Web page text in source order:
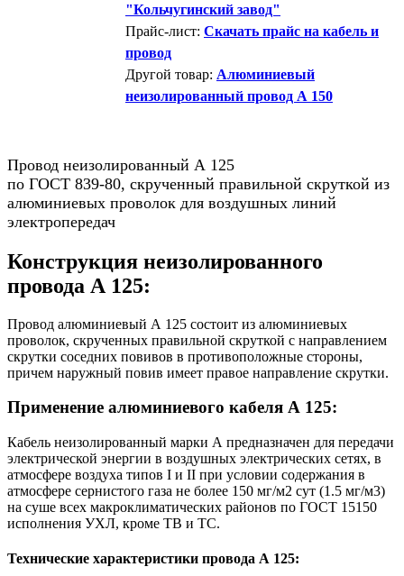
"Кольчугинский завод"
Прайс-лист: Скачать прайс на кабель и
провод
Другой товар: Алюминиевый
неизолированный провод А 150
Провод неизолированный А 125
по ГОСТ 839-80, скрученный правильной скруткой из
алюминиевых проволок для воздушных линий
электропередач
Конструкция неизолированного
провода А 125:
Провод алюминиевый А 125 состоит из алюминиевых
проволок, скрученных правильной скруткой с направлением
скрутки соседних повивов в противоположные стороны,
причем наружный повив имеет правое направление скрутки.
Применение алюминиевого кабеля А 125:
Кабель неизолированный марки А предназначен для передачи
электрической энергии в воздушных электрических сетях, в
атмосфере воздуха типов I и II при условии содержания в
атмосфере сернистого газа не более 150 мг/м2 сут (1.5 мг/м3)
на суше всех макроклиматических районов по ГОСТ 15150
исполнения УХЛ, кроме ТВ и ТС.
Технические характеристики провода А 125: